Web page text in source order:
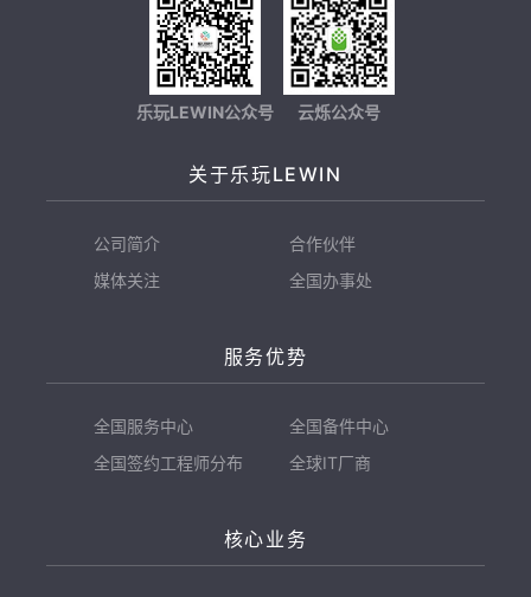
乐玩LEWIN公众号 云烁公众号
关于乐玩LEWIN
公司简介
合作伙伴
媒体关注
全国办事处
服务优势
全国服务中心
全国备件中心
全国签约工程师分布
全球IT厂商
核心业务